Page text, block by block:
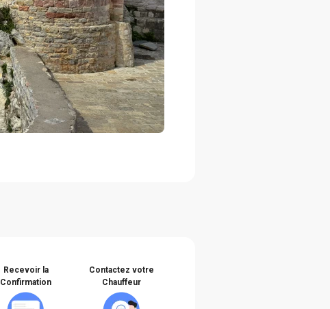
Recevoir la
Confirmation
Contactez votre
Chauffeur